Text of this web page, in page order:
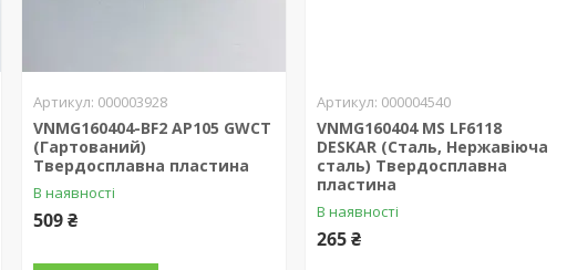
000003928
VNMG160404-BF2 AP105 GWCT
(Гартований)
Твердосплавна пластина
В наявності
509 ₴
000004540
VNMG160404 MS LF6118
DESKAR (Сталь, Нержавіюча
сталь) Твердосплавна
пластина
В наявності
265 ₴